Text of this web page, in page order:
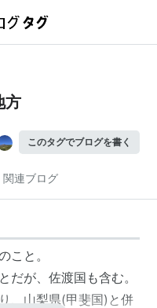
方
このタグでブログを書く
関連ブログ
こと。
だが、佐渡国も含む。
、山梨県(甲斐国)と併